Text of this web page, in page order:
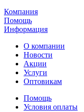
Компания
Помощь
Информация
О компании
Новости
Акции
Услуги
Оптовикам
Помощь
Условия оплаты